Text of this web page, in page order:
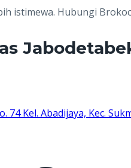
istimewa. Hubungi
74 Kel. Abadijaya, Kec.